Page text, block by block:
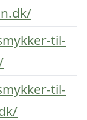
til-
til-